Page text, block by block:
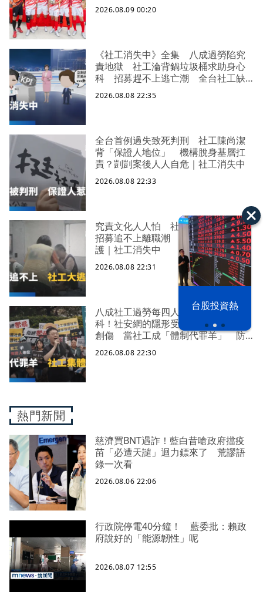
漢光42演習 台股投資熱
2026.08.09 00:20
《社工消失中》全集 八成過勞陷究
責地獄 社工淪背鍋垃圾桶求助身心
科 招募趕不上逃亡潮 全台社工缺
口警報 揭薪資回捐黑幕 血汗錢遭
剝削
2026.08.08 22:35
全台首例過失致死判刑 社工陳尚潔
背「保證人地位」 機構脫身基層扛
責？剴剴案後人人自危｜社工消失中
2026.08.08 22:33
究責文化人人怕 社福缺口拉警報
招募追不上離職潮 低薪過勞誰來守
護｜社工消失中
2026.08.08 22:31
八成社工過勞每四人有一人求助身心
科！社安網的隱形受災戶 集體心理
創傷 當社工成「體制代罪羊」 防
禦性社工不敢多做無奈趨勢？耗竭殆
盡下的社安網危機｜社工消失中
2026.08.08 22:30
熱門新聞
慈濟買BNT遇詐！藍白昔嗆政府擋疫
苗「必遭天譴」迴力鏢來了 荒謬語
錄一次看
2026.08.06 22:06
行政院停電40分鐘！ 藍委批：賴政
府說好的「能源韌性」呢
2026.08.07 12:55